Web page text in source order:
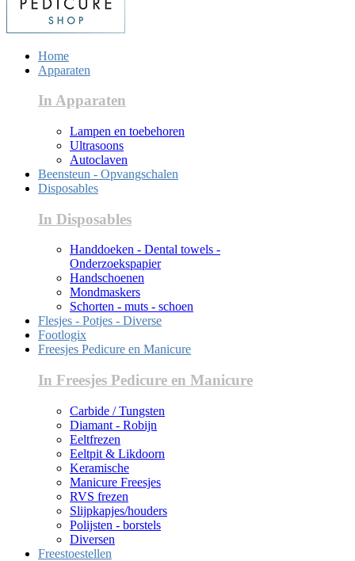
Home
Apparaten
In Apparaten
Lampen en toebehoren
Ultrasoons
Autoclaven
Beensteun - Opvangschalen
Disposables
In Disposables
Handdoeken - Dental towels -
Onderzoekspapier
Handschoenen
Mondmaskers
Schorten - muts - schoen
Flesjes - Potjes - Diverse
Footlogix
Freesjes Pedicure en Manicure
In Freesjes Pedicure en Manicure
Carbide / Tungsten
Diamant - Robijn
Eeltfrezen
Eeltpit & Likdoorn
Keramische
Manicure Freesjes
RVS frezen
Slijpkapjes/houders
Polijsten - borstels
Diversen
Freestoestellen